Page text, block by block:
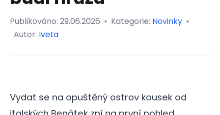
Publikováno: 29.06.2026 • Kategorie: Novinky •
Autor: Iveta
Vydat se na opuštěný ostrov kousek od